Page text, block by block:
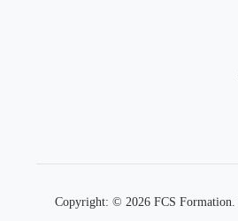
Copyright: © 2026 FCS Formation.